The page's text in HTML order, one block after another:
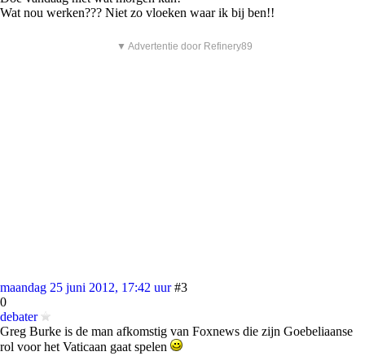
Wat nou werken??? Niet zo vloeken waar ik bij ben!!
▼ Advertentie door Refinery89
maandag 25 juni 2012, 17:42 uur #3
0
debater
Greg Burke is de man afkomstig van Foxnews die zijn Goebeliaanse
rol voor het Vaticaan gaat spelen